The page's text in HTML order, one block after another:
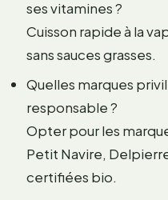
ses vitamines ?
Cuisson rapide à la
sans sauces grasses.
Quelles marques
responsable ?
Opter pour les
Petit Navire,
certifiées bio.